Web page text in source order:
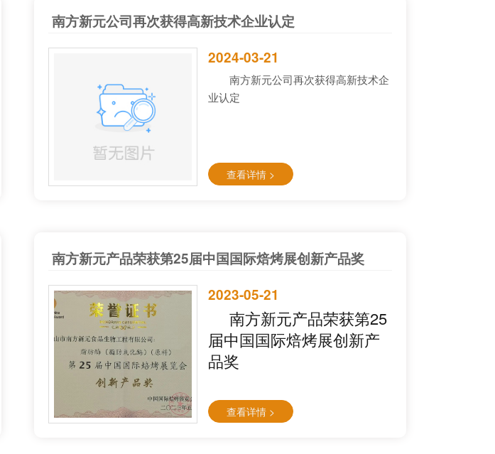
南方新元公司再次获得高新技术企业认定
2024-03-21
南方新元公司再次获得高新技术企
业认定
查看详情 >
南方新元产品荣获第25届中国国际焙烤展创新产品奖
2023-05-21
南方新元产品荣获第25
届中国国际焙烤展创新产
品奖
查看详情 >